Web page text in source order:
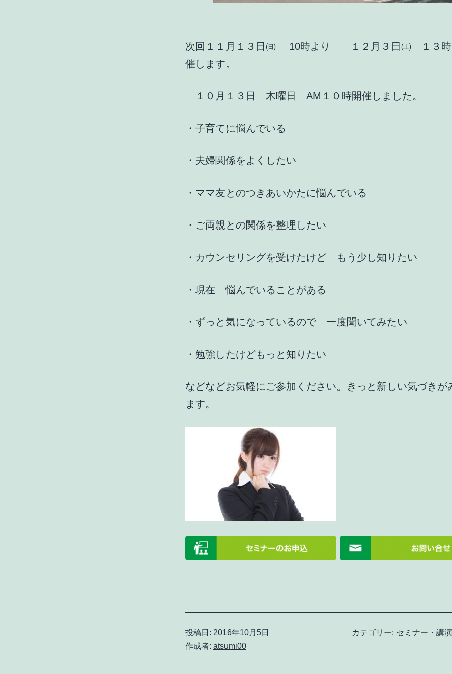
次回１１月１３日㈰ 10時より １２月３日㈯ １３
催します。
１０月１３日 木曜日 AM１０時開催しました。
・子育てに悩んでいる
・夫婦関係をよくしたい
・ママ友とのつきあいかたに悩んでいる
・ご両親との関係を整理したい
・カウンセリングを受けたけど もう少し知りたい
・現在 悩んでいることがある
・ずっと気になっているので 一度聞いてみたい
・勉強したけどもっと知りたい
などなどお気軽にご参加ください。きっと新しい気づきが
ます。
投稿日: 2016年10月5日
作成者: atsumi00
カテゴリー: セミナー・講